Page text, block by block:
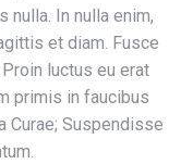
nulla. In nulla enim,
et diam. Fusce
luctus eu erat
primis in faucibus
Curae; Suspendisse